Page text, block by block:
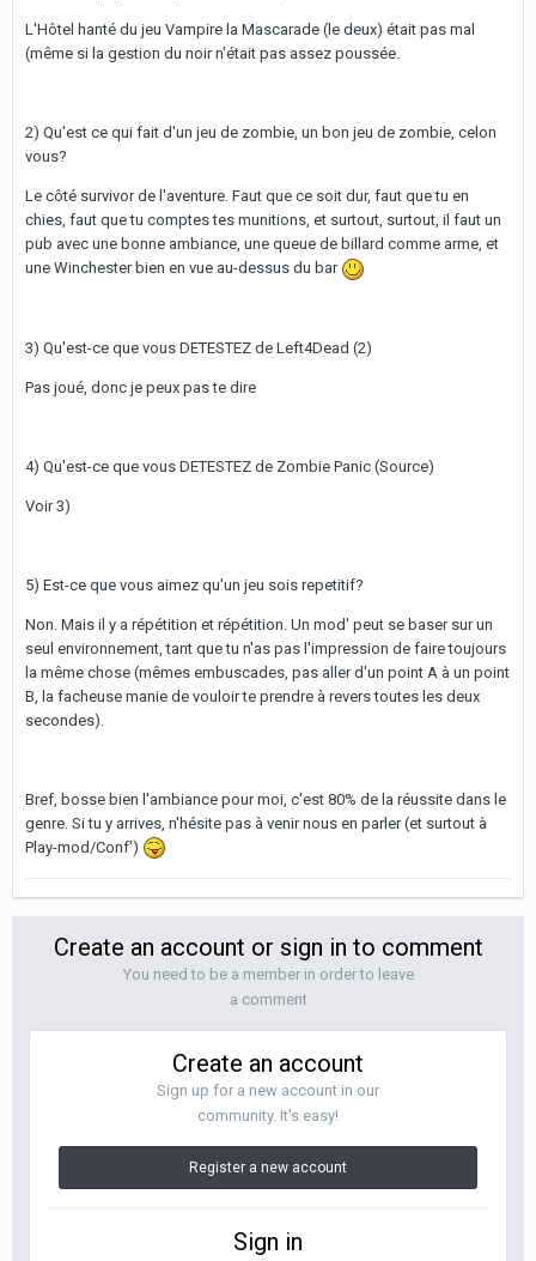
L'Hôtel hanté du jeu Vampire la Mascarade (le deux) était pas mal
(même si la gestion du noir n'était pas assez poussée.
2) Qu'est ce qui fait d'un jeu de zombie, un bon jeu de zombie, celon
vous?
Le côté survivor de l'aventure. Faut que ce soit dur, faut que tu en
chies, faut que tu comptes tes munitions, et surtout, surtout, il faut un
pub avec une bonne ambiance, une queue de billard comme arme, et
une Winchester bien en vue au-dessus du bar
3) Qu'est-ce que vous DETESTEZ de Left4Dead (2)
Pas joué, donc je peux pas te dire
4) Qu'est-ce que vous DETESTEZ de Zombie Panic (Source)
Voir 3)
5) Est-ce que vous aimez qu'un jeu sois repetitif?
Non. Mais il y a répétition et répétition. Un mod' peut se baser sur un
seul environnement, tant que tu n'as pas l'impression de faire toujours
la même chose (mêmes embuscades, pas aller d'un point A à un point
B, la facheuse manie de vouloir te prendre à revers toutes les deux
secondes).
Bref, bosse bien l'ambiance pour moi, c'est 80% de la réussite dans le
genre. Si tu y arrives, n'hésite pas à venir nous en parler (et surtout à
Play-mod/Conf')
Create an account or sign in to comment
You need to be a member in order to leave
a comment
Create an account
Sign up for a new account in our
community. It's easy!
Register a new account
Sign in